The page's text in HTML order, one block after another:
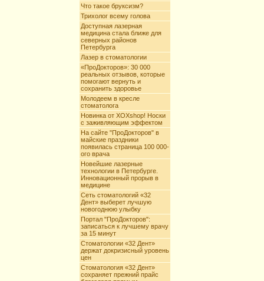
Что такое бруксизм?
Трихолог всему голова
Доступная лазерная
медицина стала ближе для
северных районов
Петербурга
Лазер в стоматологии
«ПроДокторов»: 30 000
реальных отзывов, которые
помогают вернуть и
сохранить здоровье
Молодеем в кресле
стоматолога
Новинка от XOXshop! Носки
с заживляющим эффектом
На сайте "ПроДокторов" в
майские праздники
появилась страница 100 000-
ого врача
Новейшие лазерные
технологии в Петербурге.
Инновационный прорыв в
медицине
Сеть стоматологий «32
Дент» выберет лучшую
новогоднюю улыбку
Портал "ПроДокторов":
записаться к лучшему врачу
за 15 минут
Стоматологии «32 Дент»
держат докризисный уровень
цен
Стоматология «32 Дент»
сохраняет прежний прайс